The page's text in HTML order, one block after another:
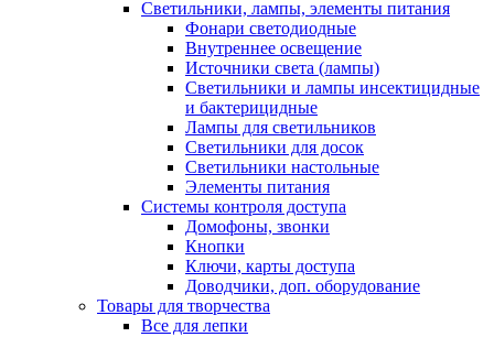
Светильники, лампы, элементы питания
Фонари светодиодные
Внутреннее освещение
Источники света (лампы)
Светильники и лампы инсектицидные
и бактерицидные
Лампы для светильников
Светильники для досок
Светильники настольные
Элементы питания
Системы контроля доступа
Домофоны, звонки
Кнопки
Ключи, карты доступа
Доводчики, доп. оборудование
Товары для творчества
Все для лепки